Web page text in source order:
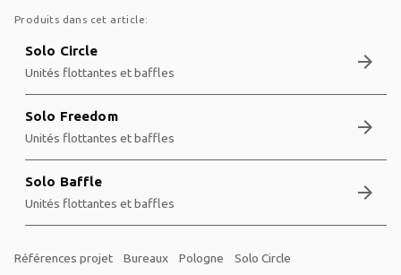
Produits dans cet article:
Solo Circle
Unités flottantes et baffles arrow_forward
Solo Freedom
Unités flottantes et baffles arrow_forward
Solo Baffle
Unités flottantes et baffles arrow_forward
Références projet Bureaux Pologne Solo Circle